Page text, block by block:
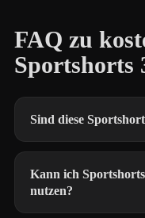
FAQ zu
Sportshorts
Sind diese
Kann ich
nutzen?